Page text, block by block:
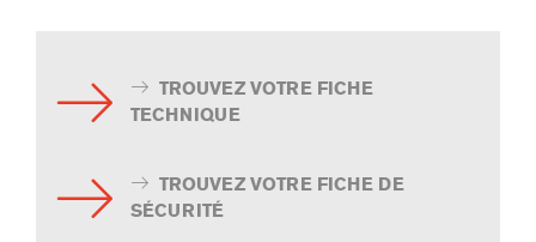
TROUVEZ VOTRE FICHE
TECHNIQUE
TROUVEZ VOTRE FICHE DE
SÉCURITÉ